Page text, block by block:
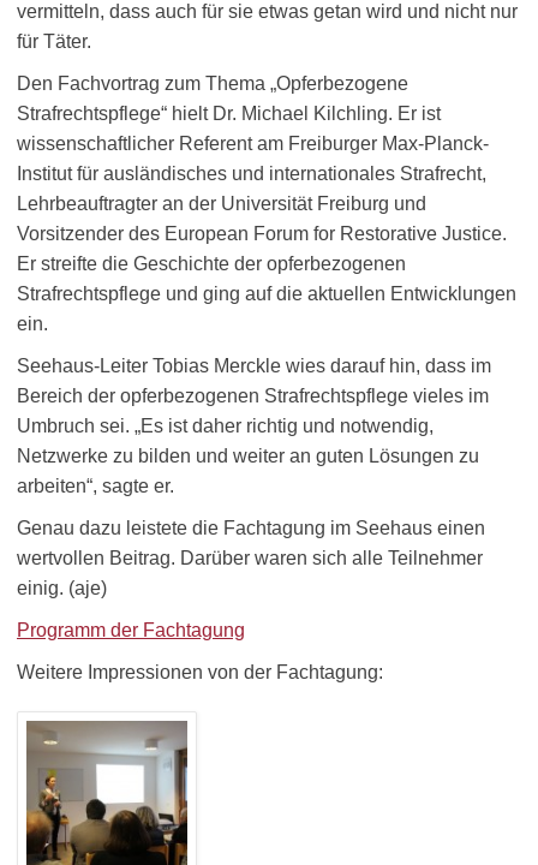
vermitteln, dass auch für sie etwas getan wird und nicht nur
für Täter.
Den Fachvortrag zum Thema „Opferbezogene
Strafrechtspflege“ hielt Dr. Michael Kilchling. Er ist
wissenschaftlicher Referent am Freiburger Max-Planck-
Institut für ausländisches und internationales Strafrecht,
Lehrbeauftragter an der Universität Freiburg und
Vorsitzender des European Forum for Restorative Justice.
Er streifte die Geschichte der opferbezogenen
Strafrechtspflege und ging auf die aktuellen Entwicklungen
ein.
Seehaus-Leiter Tobias Merckle wies darauf hin, dass im
Bereich der opferbezogenen Strafrechtspflege vieles im
Umbruch sei. „Es ist daher richtig und notwendig,
Netzwerke zu bilden und weiter an guten Lösungen zu
arbeiten“, sagte er.
Genau dazu leistete die Fachtagung im Seehaus einen
wertvollen Beitrag. Darüber waren sich alle Teilnehmer
einig. (aje)
Programm der Fachtagung
Weitere Impressionen von der Fachtagung: